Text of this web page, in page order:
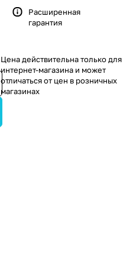
Расширенная
гарантия
Цена действительна только для
интернет-магазина и может
отличаться от цен в розничных
магазинах